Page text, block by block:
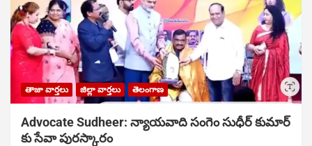
తాజా వార్తలు జిల్లా వార్తలు తెలంగాణ
Advocate Sudheer: న్యాయవాది సంగెం సుధీర్ కుమార్
కు సేవా పురస్కారం